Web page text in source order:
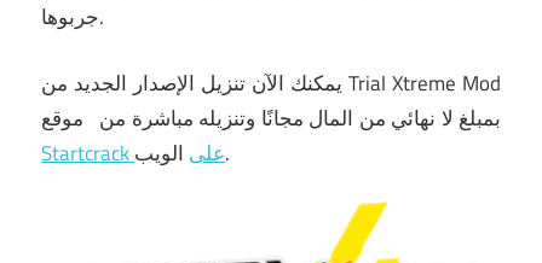
جربوها.
يمكنك الآن تنزيل الإصدار الجديد من Trial Xtreme Mod
بمبلغ لا نهائي من المال مجانًا وتنزيله مباشرة من موقع
Startcrack علىالويب.